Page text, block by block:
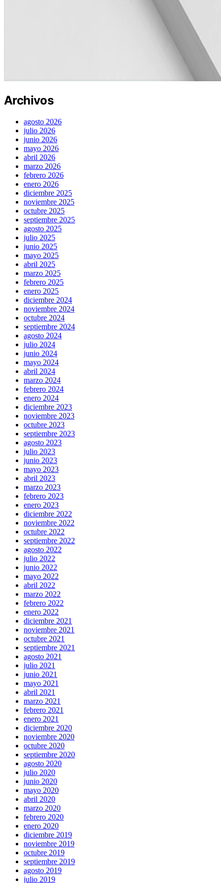
Archivos
agosto 2026
julio 2026
junio 2026
mayo 2026
abril 2026
marzo 2026
febrero 2026
enero 2026
diciembre 2025
noviembre 2025
octubre 2025
septiembre 2025
agosto 2025
julio 2025
junio 2025
mayo 2025
abril 2025
marzo 2025
febrero 2025
enero 2025
diciembre 2024
noviembre 2024
octubre 2024
septiembre 2024
agosto 2024
julio 2024
junio 2024
mayo 2024
abril 2024
marzo 2024
febrero 2024
enero 2024
diciembre 2023
noviembre 2023
octubre 2023
septiembre 2023
agosto 2023
julio 2023
junio 2023
mayo 2023
abril 2023
marzo 2023
febrero 2023
enero 2023
diciembre 2022
noviembre 2022
octubre 2022
septiembre 2022
agosto 2022
julio 2022
junio 2022
mayo 2022
abril 2022
marzo 2022
febrero 2022
enero 2022
diciembre 2021
noviembre 2021
octubre 2021
septiembre 2021
agosto 2021
julio 2021
junio 2021
mayo 2021
abril 2021
marzo 2021
febrero 2021
enero 2021
diciembre 2020
noviembre 2020
octubre 2020
septiembre 2020
agosto 2020
julio 2020
junio 2020
mayo 2020
abril 2020
marzo 2020
febrero 2020
enero 2020
diciembre 2019
noviembre 2019
octubre 2019
septiembre 2019
agosto 2019
julio 2019